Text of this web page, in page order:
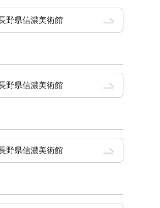
野県信濃美術館
野県信濃美術館
野県信濃美術館